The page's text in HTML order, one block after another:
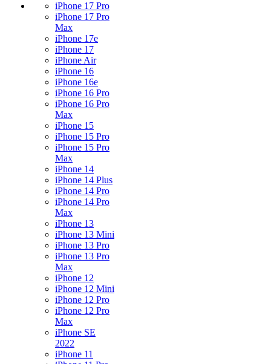
iPhone 17 Pro
iPhone 17 Pro
Max
iPhone 17e
iPhone 17
iPhone Air
iPhone 16
iPhone 16e
iPhone 16 Pro
iPhone 16 Pro
Max
iPhone 15
iPhone 15 Pro
iPhone 15 Pro
Max
iPhone 14
iPhone 14 Plus
iPhone 14 Pro
iPhone 14 Pro
Max
iPhone 13
iPhone 13 Mini
iPhone 13 Pro
iPhone 13 Pro
Max
iPhone 12
iPhone 12 Mini
iPhone 12 Pro
iPhone 12 Pro
Max
iPhone SE
2022
iPhone 11